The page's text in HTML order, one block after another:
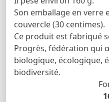
Son emballage en verre
couvercle (30 centimes).
Ce produit est fabriqué
Progrès, fédération qui
biologique, écologique,
biodiversité.